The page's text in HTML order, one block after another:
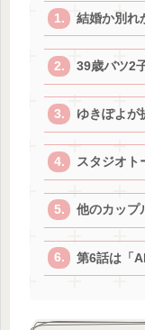
結婚か別れ
39歳バツ2
ゆきぽよが
スタジオト
他のカップ
第6話は「